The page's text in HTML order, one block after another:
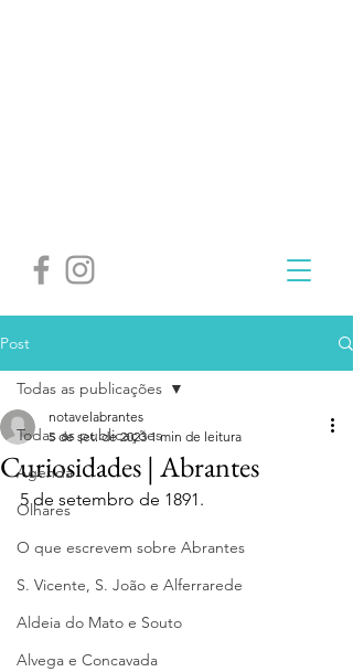
Post
Todas as publicações
Agenda
Olhares
O que escrevem sobre Abrantes
S. Vicente, S. João e Alferrarede
Aldeia do Mato e Souto
Alvega e Concavada
Todas as publicações
Curiosidades | Abrantes
notavelabrantes
5 de set. de 2023 1 min de leitura
5 de setembro de 1891.